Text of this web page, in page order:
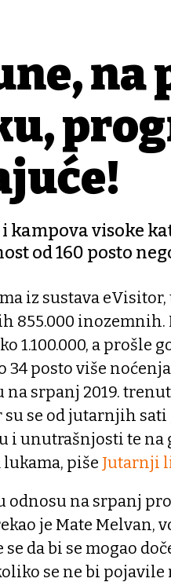
na
visoke
od 160 posto
iz sustava eVisitor,
855.000 inozemnih.
1.100.000, a prošle
posto više
srpanj 2019.
su se od jutarnjih
i unutrašnjosti te
piše Jutarnji
odnosu na srpanj
je Mate Melvan,
se da bi se mogao
se ne bi pojavile